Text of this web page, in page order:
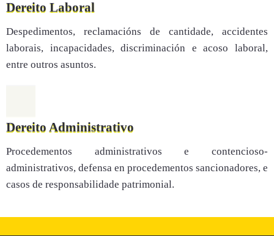
Dereito Laboral
Despedimentos, reclamacións de cantidade, accidentes
laborais, incapacidades, discriminación e acoso laboral,
entre outros asuntos.
Dereito Administrativo
Procedementos administrativos e contencioso-
administrativos, defensa en procedementos sancionadores, e
casos de responsabilidade patrimonial.